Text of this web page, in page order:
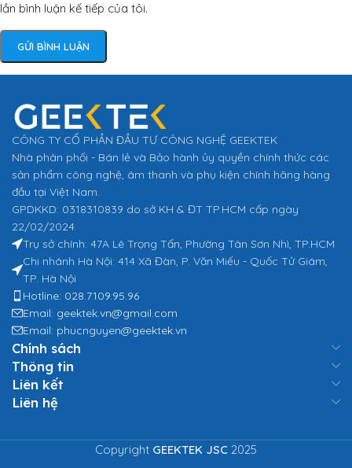
lần bình luận kế tiếp của tôi.
CÔNG TY CỔ PHẦN ĐẦU TƯ CÔNG NGHỆ GEEKTEK
Nhà phân phối - Bán lẻ và Bảo hành ủy quyền chính thức các
sản phẩm công nghệ, âm thanh và phụ kiện chính hãng hàng
đầu tại Việt Nam.
GPDKKD: 0318310839 do sở KH & ĐT TP.HCM cấp ngày
22/02/2024.
Trụ sở chính: 47A Lê Trọng Tấn, Phường Tân Sơn Nhì, TP.HCM
Chi nhánh Hà Nội: 414 Xã Đàn, P. Văn Miếu - Quốc Tử Giám,
TP. Hà Nội
Hotline: 028.7109.95.96
Email: geektek.vn@gmail.com
Email: phucnguyen@geektek.vn
Chính sách
Thông tin
Liên kết
Liên hệ
Copyright GEEKTEK JSC 2025